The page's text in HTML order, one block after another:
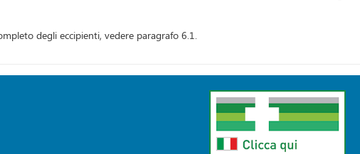
degli eccipienti, vedere paragrafo 6.1.